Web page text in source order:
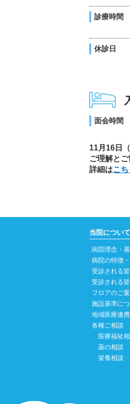
診療時間
休診日
面会時間
11月16日
ご理解と
詳細はこち
当院について
病院理念・
病院の特徴
受診される
受診される
フロアのご
施設基準に
地域医療連
各種ご相談
医療福祉
薬の相談
栄養相談